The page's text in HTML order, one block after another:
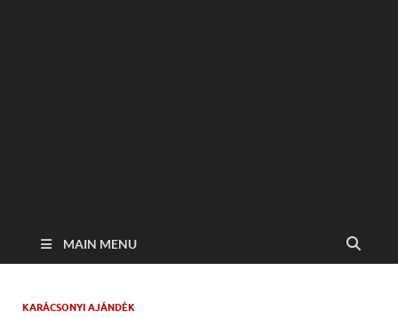
MAIN MENU
KARÁCSONYI AJÁNDÉK